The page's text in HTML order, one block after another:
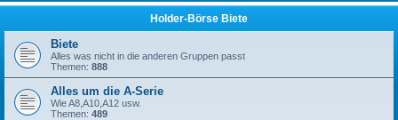
Holder-Börse Biete
Biete
Alles was nicht in die anderen Gruppen passt
Themen: 888
Alles um die A-Serie
Wie A8,A10,A12 usw.
Themen: 489